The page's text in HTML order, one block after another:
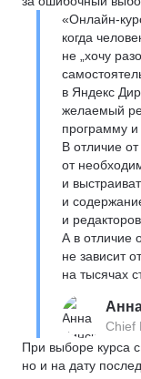
«Онлайн-
когда
не „хочу
в Яндекс
желаемый
программу
В отличие
от
и
и
и
А в отличие
не зависит
на тысячах
Chief
При выборе курса
но и на дату